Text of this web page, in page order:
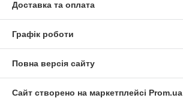
Доставка та оплата
Графік роботи
Повна версія сайту
Сайт створено на маркетплейсі Prom.ua